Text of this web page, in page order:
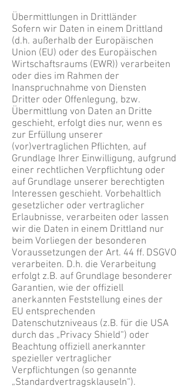
Übermittlungen in Drittländer
Sofern wir Daten in einem Drittland
(d.h. außerhalb der Europäischen
Union (EU) oder des Europäischen
Wirtschaftsraums (EWR)) verarbeiten
oder dies im Rahmen der
Inanspruchnahme von Diensten
Dritter oder Offenlegung, bzw.
Übermittlung von Daten an Dritte
geschieht, erfolgt dies nur, wenn es
zur Erfüllung unserer
(vor)vertraglichen Pflichten, auf
Grundlage Ihrer Einwilligung, aufgrund
einer rechtlichen Verpflichtung oder
auf Grundlage unserer berechtigten
Interessen geschieht. Vorbehaltlich
gesetzlicher oder vertraglicher
Erlaubnisse, verarbeiten oder lassen
wir die Daten in einem Drittland nur
beim Vorliegen der besonderen
Voraussetzungen der Art. 44 ff. DSGVO
verarbeiten. D.h. die Verarbeitung
erfolgt z.B. auf Grundlage besonderer
Garantien, wie der offiziell
anerkannten Feststellung eines der
EU entsprechenden
Datenschutzniveaus (z.B. für die USA
durch das „Privacy Shield“) oder
Beachtung offiziell anerkannter
spezieller vertraglicher
Verpflichtungen (so genannte
„Standardvertragsklauseln“).